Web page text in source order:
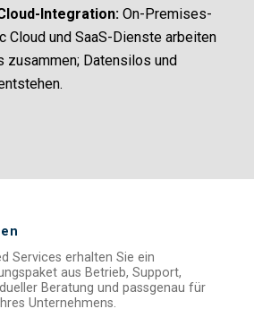
Integration: On-Premises-
Cloud und SaaS-Dienste arbeiten
zusammen; Datensilos und
Services erhalten Sie ein
aus Betrieb, Support,
Beratung und passgenau für
Unternehmens.